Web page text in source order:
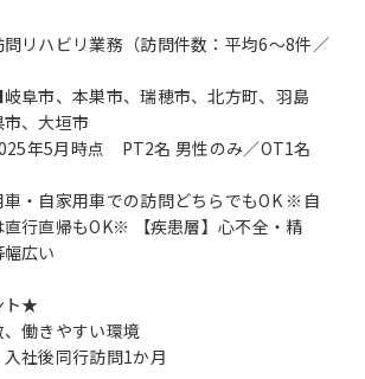
リハビリ業務（訪問件数：平均6～8件／
阜市、本巣市、瑞穂市、北方町、羽島
、大垣市
年5月時点 PT2名 男性のみ／OT1名
車・自家用車での訪問どちらでもOK ※自
行直帰もOK※ 【疾患層】心不全・精
広い
ト★
、働きやすい環境
社後同行訪問1か月